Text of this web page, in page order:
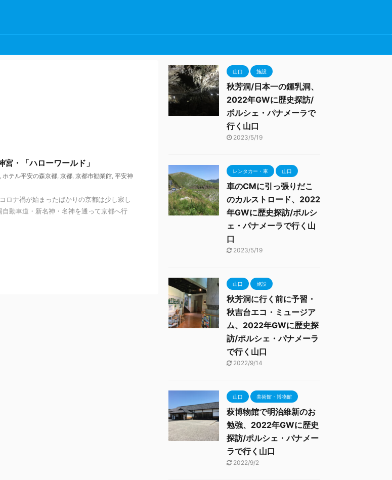
・「ハローワールド」
, ホテル平安の森京都, 京都, 京都市勧業館, 平安神
ロナ禍が始まったばかりの京都は少し寂し
動車道・新名神・名神を通って京都へ行
山口 施設
秋芳洞/日本一の鍾乳洞、
2022年GWに歴史探訪/
ポルシェ・パナメーラで
行く山口
2023/5/19
レンタカー・車 山口
車のCMに引っ張りだこ
のカルストロード、2022
年GWに歴史探訪/ポルシ
ェ・パナメーラで行く山
口
2023/5/19
山口 施設
秋芳洞に行く前に予習・
秋吉台エコ・ミュージア
ム、2022年GWに歴史探
訪/ポルシェ・パナメーラ
で行く山口
2022/9/14
山口 美術館・博物館
萩博物館で明治維新のお
勉強、2022年GWに歴史
探訪/ポルシェ・パナメー
ラで行く山口
2022/9/2